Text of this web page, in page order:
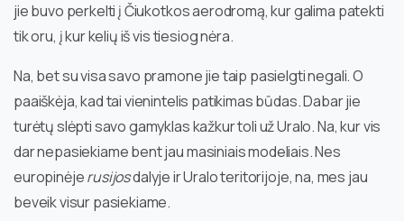
jie buvo perkelti į Čiukotkos aerodromą, kur galima patekti
tik oru, į kur kelių iš vis tiesiog nėra.
Na, bet su visa savo pramone jie taip pasielgti negali. O
paaiškėja, kad tai vienintelis patikimas būdas. Dabar jie
turėtų slėpti savo gamyklas kažkur toli už Uralo. Na, kur vis
dar nepasiekiame bent jau masiniais modeliais. Nes
europinėjerusijosdalyje ir Uralo teritorijoje, na, mes jau
beveik visur pasiekiame.